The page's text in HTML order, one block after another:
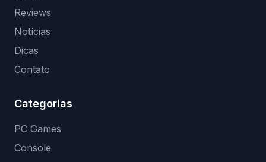
Reviews
Notícias
Dicas
Contato
Categorias
PC Games
Console